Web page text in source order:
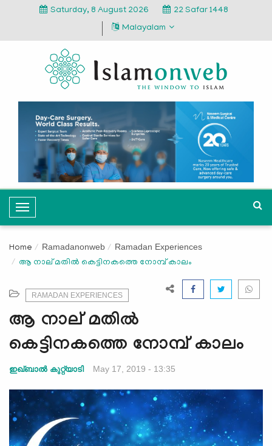
Saturday, 8 August 2026
22 Safar 1448
Malayalam
T
o
g
l
a
v
i
a
i
o
n
Home Ramadanonweb Ramadan Experiences
ആ നാല് മതില്‍ കെട്ടിനകത്തെ നോമ്പ് കാലം
RAMADAN EXPERIENCES
ആ നാല് മതില്‍
കെട്ടിനകത്തെ നോമ്പ് കാലം
ഇഖ്ബാല്‍ കുറ്റ്യാടി May 17, 2019 - 13:35